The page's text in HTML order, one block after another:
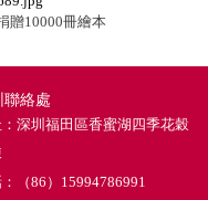
贈10000冊繪本
聯絡處
深圳福田區香蜜湖四季花穀
（86）15994786991